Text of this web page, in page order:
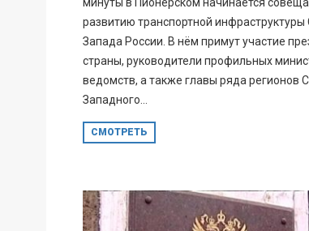
развитию транспортной инфраструктуры
Запада России. В нём примут участие
страны, руководители профильных
ведомств, а также главы ряда регионов
Западного...
СМОТРЕТЬ